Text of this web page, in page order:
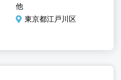
他
東京都江戸川区